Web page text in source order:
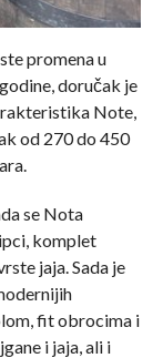
promena u
doručak je
Note,
od 270 do 450
se Nota
komplet
jaja. Sada je
fit obrocima i
i jaja, ali i